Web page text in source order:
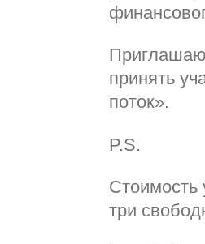
Приглашаю
принять
поток».
P.S.
Стоимость
три